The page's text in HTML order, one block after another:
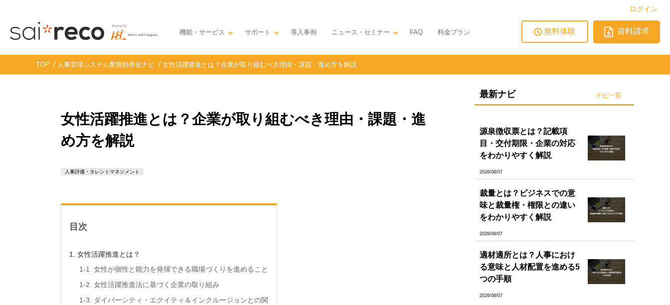
ログイン
機能・サービス サポート 導入事例 ニュース・セミナー FAQ 料金プラン 無料体験 資料請求
TOP 人事管理システム業務効率化ナビ 女性活躍推進とは？企業が取り組むべき理由・課題・進め方を解説
女性活躍推進とは？企業が取り組むべき理由・課題・進
め方を解説
人事評価・タレントマネジメント
目次
1. 女性活躍推進とは？
1-1. 女性が個性と能力を発揮できる職場づくりを進めること
1-2. 女性活躍推進法に基づく企業の取り組み
1-3. ダイバーシティ・エクイティ＆インクルージョンとの関
最新ナビ ナビ一覧
源泉徴収票とは？記載項
目・交付期限・企業の対応
をわかりやすく解説
2026/08/07
裁量とは？ビジネスでの意
味と裁量権・権限との違い
をわかりやすく解説
2026/08/07
適材適所とは？人事におけ
る意味と人材配置を進める5
つの手順
2026/08/07